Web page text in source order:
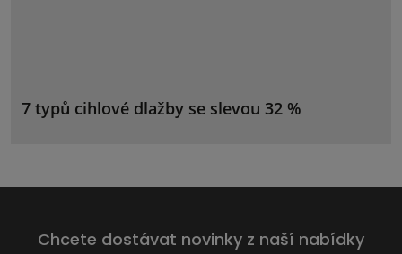
7 typů cihlové dlažby se slevou 32 %
Chcete dostávat novinky z naší nabídky